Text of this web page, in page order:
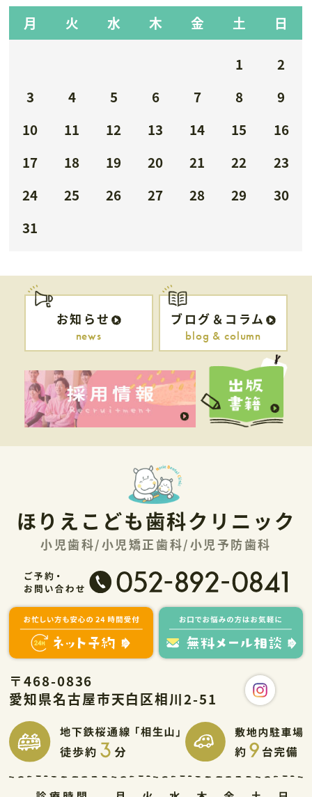
月
火 水 木 金 土 日
1
2
3
4 5 6 7 8
9
10
11 12 13 14 15
16
17
18 19 20 21 22
23
24
25 26 27 28 29
30
31
お知らせ
news
ブログ＆コラム
blog & column
ほりえこども歯科クリニック
小児歯科/小児矯正歯科/小児予防歯科
〒468-0836
愛知県名古屋市天白区相川2-51